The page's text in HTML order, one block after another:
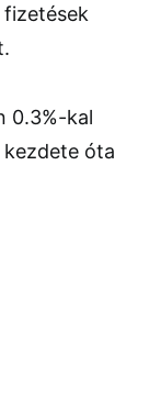
fizetések
0.3%-kal
óta